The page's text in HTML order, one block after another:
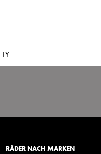
TY
RÄDER NACH MARKEN